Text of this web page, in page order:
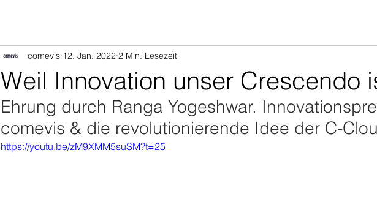
Weil Innovation unser Crescendo
comevis 12. Jan. 2022 2 Min. Lesezeit
Ehrung durch Ranga Yogeshwar.
comevis & die revolutionierende Idee der C-
https://youtu.be/zM9XMM5suSM?t=25